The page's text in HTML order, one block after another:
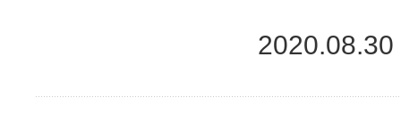
2020.08.30